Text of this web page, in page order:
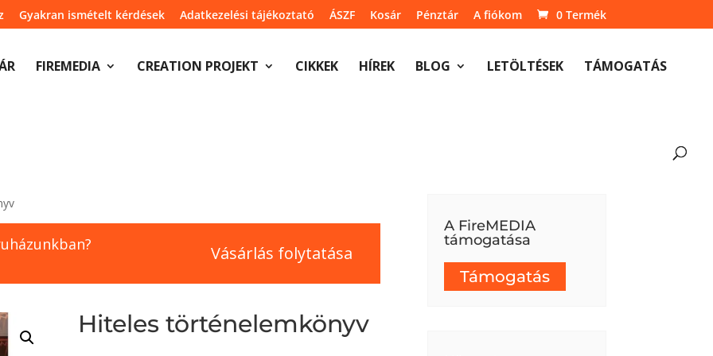
Gyakran ismételt kérdések Adatkezelési tájékoztató ÁSZF Kosár Pénztár A fiókom 0 Termék
FIREMEDIA CREATION PROJEKT CIKKEK HÍREK BLOG LETÖLTÉSEK TÁMOGATÁS
Vásárlás folytatása
Hiteles történelemkönyv
A FireMEDIA
támogatása
Támogatás